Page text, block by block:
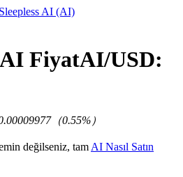
Sleepless AI (AI)
FiyatAI/USD:
（0.55%）
değilseniz, tam AI Nasıl Satın